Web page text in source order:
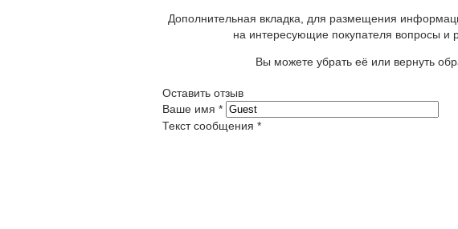
Дополнительная вкладка, для размещения
на интересующие покупателя вопросы и
Вы можете убрать её или вернуть
Оставить отзыв
Ваше имя *
Текст сообщения *